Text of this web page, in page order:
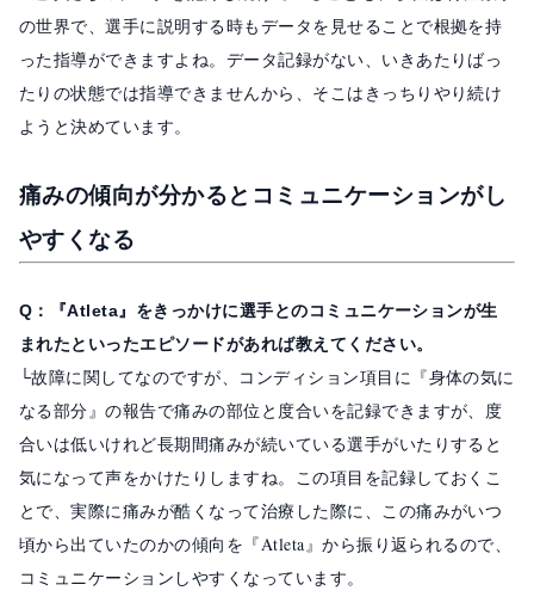
の世界で、選手に説明する時もデータを見せることで根拠を持
った指導ができますよね。データ記録がない、いきあたりばっ
たりの状態では指導できませんから、そこはきっちりやり続け
ようと決めています。
痛みの傾向が分かるとコミュニケーションがし
やすくなる
Q：『Atleta』をきっかけに選手とのコミュニケーションが生
まれたといったエピソードがあれば教えてください。
└故障に関してなのですが、コンディション項目に『身体の気に
なる部分』の報告で痛みの部位と度合いを記録できますが、度
合いは低いけれど長期間痛みが続いている選手がいたりすると
気になって声をかけたりしますね。この項目を記録しておくこ
とで、実際に痛みが酷くなって治療した際に、この痛みがいつ
頃から出ていたのかの傾向を『Atleta』から振り返られるので、
コミュニケーションしやすくなっています。